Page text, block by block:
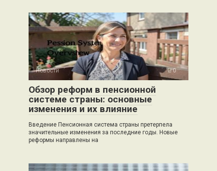
Новости 0
Обзор реформ в пенсионной
системе страны: основные
изменения и их влияние
Введение Пенсионная система страны претерпела
значительные изменения за последние годы. Новые
реформы направлены на